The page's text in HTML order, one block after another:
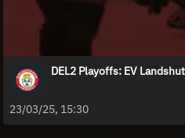
DEL2 Playoffs: EV
23/03/25, 15:30